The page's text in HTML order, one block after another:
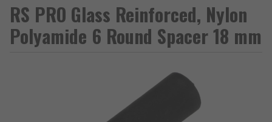
RS PRO Glass Reinforced, Nylon
Polyamide 6 Round Spacer 18 mm